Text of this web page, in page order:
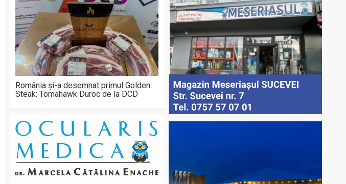
România și-a desemnat primul Golden
Steak: Tomahawk Duroc de la DCD